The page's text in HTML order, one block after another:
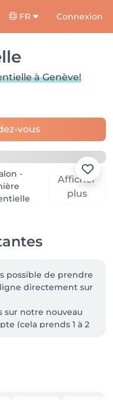
FR Connexion
à Genève!
vous
Afficher
plus
possible de prendre
directement sur
sur notre nouveau
(cela prends 1 à 2